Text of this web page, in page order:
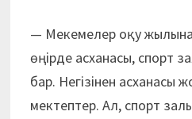
— Мекемелер оқу
өңірде асханасы, спорт
бар. Негізінен асханасы
мектептер. Ал, спорт